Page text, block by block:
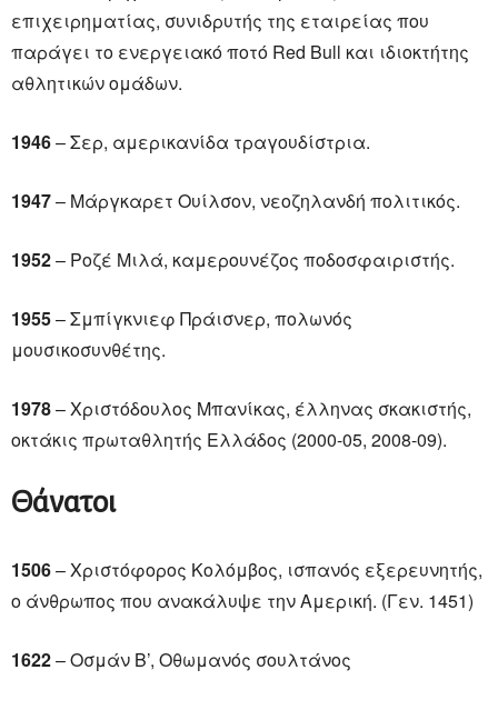
επιχειρηματίας, συνιδρυτής της εταιρείας που
παράγει το ενεργειακό ποτό Red Bull και ιδιοκτήτης
αθλητικών ομάδων.
1946– Σερ, αμερικανίδα τραγουδίστρια.
1947– Μάργκαρετ Ουίλσον, νεοζηλανδή πολιτικός.
1952– Ροζέ Μιλά, καμερουνέζος ποδοσφαιριστής.
1955– Σμπίγκνιεφ Πράισνερ, πολωνός
μουσικοσυνθέτης.
1978– Χριστόδουλος Μπανίκας, έλληνας σκακιστής,
οκτάκις πρωταθλητής Ελλάδος (2000-05, 2008-09).
Θάνατοι
1506– Χριστόφορος Κολόμβος, ισπανός εξερευνητής,
ο άνθρωπος που ανακάλυψε την Αμερική. (Γεν. 1451)
1622– Οσμάν Β’, Οθωμανός σουλτάνος